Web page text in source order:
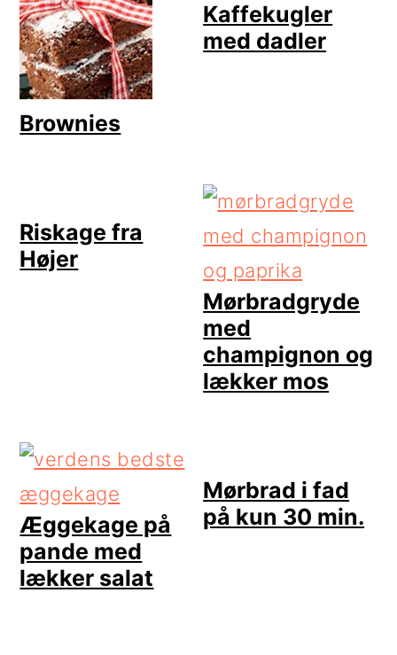
Brownies
Kaffekugler
med dadler
Riskage fra
Højer
Mørbradgryde
med
champignon og
lækker mos
Æggekage på
pande med
lækker salat
Mørbrad i fad
på kun 30 min.